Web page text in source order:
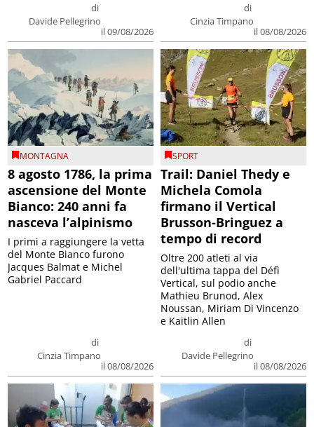
di
Davide Pellegrino
il 09/08/2026
di
Cinzia Timpano
il 08/08/2026
MONTAGNA
8 agosto 1786, la prima
ascensione del Monte
Bianco: 240 anni fa
nasceva l’alpinismo
di
Cinzia Timpano
il 08/08/2026
I primi a raggiungere la vetta
del Monte Bianco furono
Jacques Balmat e Michel
Gabriel Paccard
SPORT
Trail: Daniel Thedy e
Michela Comola
firmano il Vertical
Brusson-Bringuez a
tempo di record
di
Davide Pellegrino
il 08/08/2026
Oltre 200 atleti al via
dell'ultima tappa del Défì
Vertical, sul podio anche
Mathieu Brunod, Alex
Noussan, Miriam Di Vincenzo
e Kaitlin Allen